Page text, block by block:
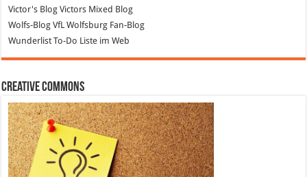
Victor's Blog Victors Mixed Blog
Wolfs-Blog VfL Wolfsburg Fan-Blog
WunderlistTo-Do Liste im Web
Creative Commons